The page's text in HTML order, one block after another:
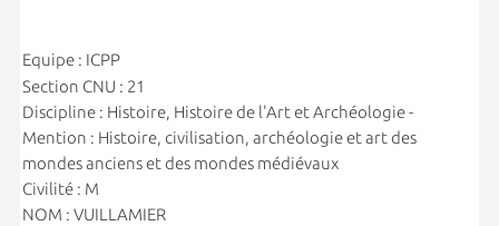
Equipe : ICPP
Section CNU : 21
Discipline : Histoire, Histoire de l'Art et Archéologie -
Mention : Histoire, civilisation, archéologie et art des
mondes anciens et des mondes médiévaux
Civilité : M
NOM : VUILLAMIER